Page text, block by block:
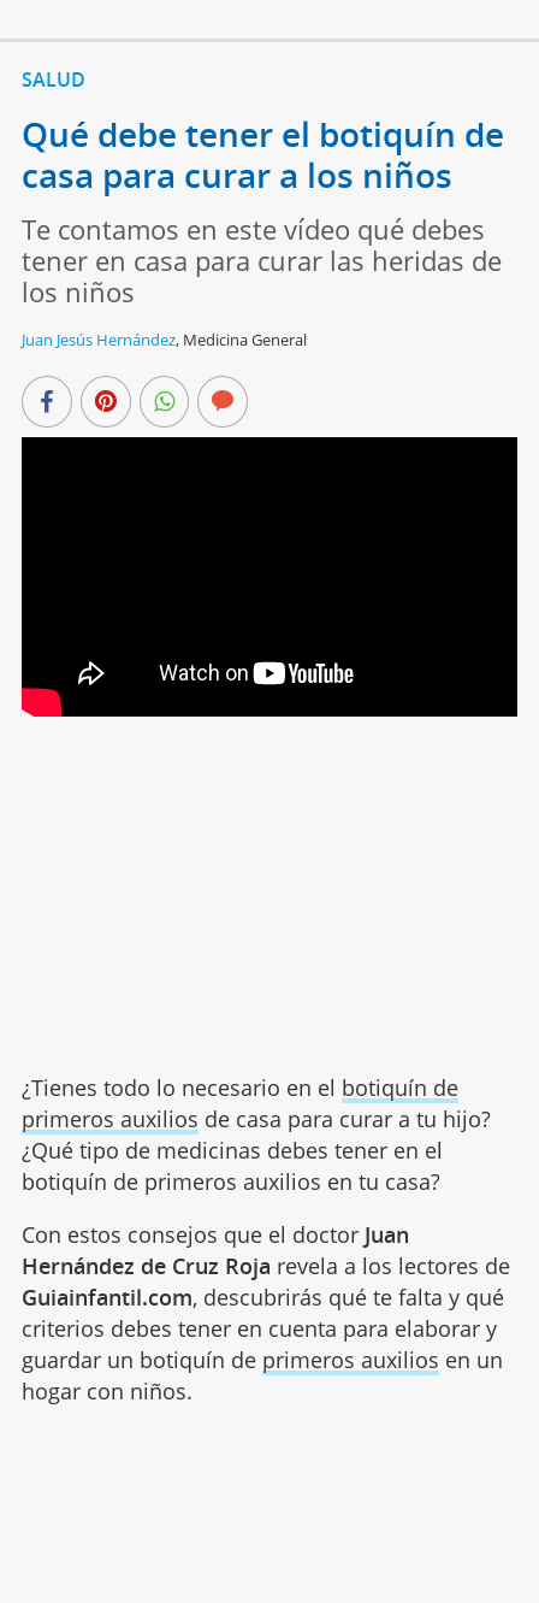
SALUD
Qué debe tener el botiquín de
casa para curar a los niños
Te contamos en este vídeo qué debes
tener en casa para curar las heridas de
los niños
Juan Jesús Hernández, Medicina General
¿Tienes todo lo necesario en el botiquín de
primeros auxilios de casa para curar a tu hijo?
¿Qué tipo de medicinas debes tener en el
botiquín de primeros auxilios en tu casa?
Con estos consejos que el doctor Juan
Hernández de Cruz Roja revela a los lectores de
Guiainfantil.com, descubrirás qué te falta y qué
criterios debes tener en cuenta para elaborar y
guardar un botiquín de primeros auxilios en un
hogar con niños.